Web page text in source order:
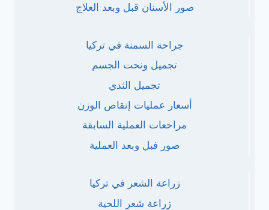
صور الأسنان قبل وبعد العلاج
جراحة السمنة في تركيا
تجميل ونحت الجسم
تجميل الثدي
أسعار عمليات إنقاص الوزن
مراحعات العملية السابقة
صور فبل وبعد العملية
زراعة الشعر في تركيا
زراعة شعر اللحية